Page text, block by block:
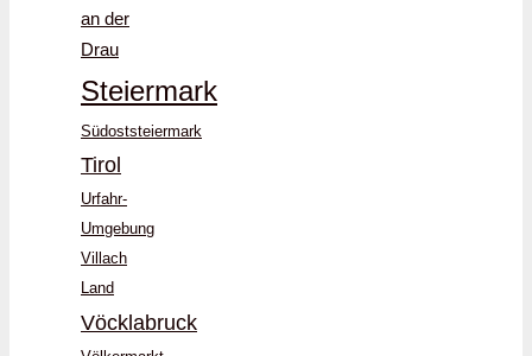
an der
Drau
Steiermark
Südoststeiermark
Tirol
Urfahr-
Umgebung
Villach
Land
Vöcklabruck